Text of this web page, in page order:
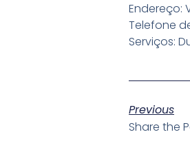
Endereço:
Telefone
Serviços:
Previous
Share the